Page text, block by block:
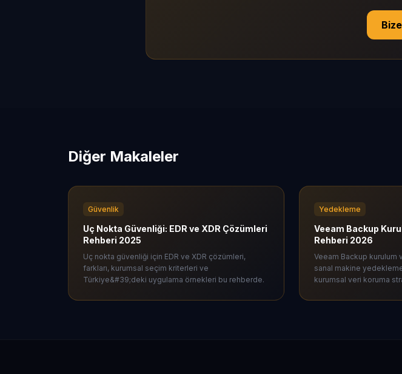
Diğer Makaleler
Güvenlik
Uç Nokta Güvenliği: EDR ve XDR Çözümleri
Rehberi 2025
Uç nokta güvenliği için EDR ve XDR çözümleri,
farkları, kurumsal seçim kriterleri ve
Türkiye&#39;deki uygulama örnekleri bu rehberde.
Yedekleme
Veeam Backup
Rehberi 2026
Veeam Backup kurulum
sanal makine
kurumsal veri koruma